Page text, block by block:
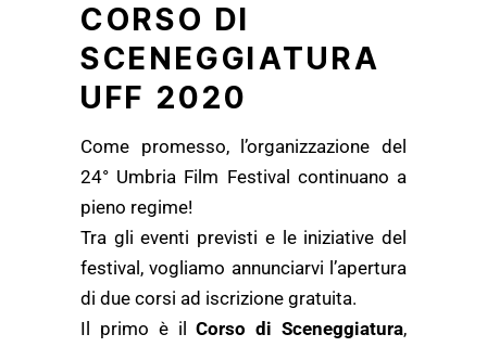
CORSO DI
SCENEGGIATURA
UFF 2020
Come promesso, l’organizzazione del
24° Umbria Film Festival continuano a
pieno regime!
Tra gli eventi previsti e le iniziative del
festival, vogliamo annunciarvi l’apertura
di due corsi ad iscrizione gratuita.
Il primo è ilCorso di Sceneggiatura,